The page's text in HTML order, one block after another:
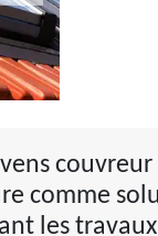
comme
les travaux